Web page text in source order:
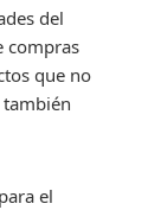
del
compras
que no
el